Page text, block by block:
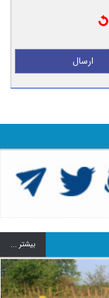
ارسال
بيشتر ...